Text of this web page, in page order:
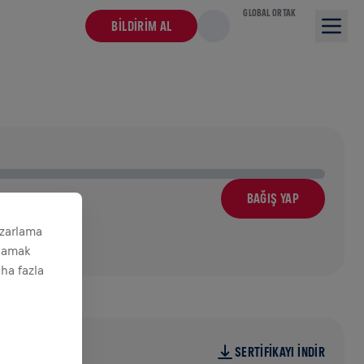
BILDIRIM AL
GLOBAL ORTAK
BAĞIŞ YAP
SERTIFIKAYI INDIR
fazla